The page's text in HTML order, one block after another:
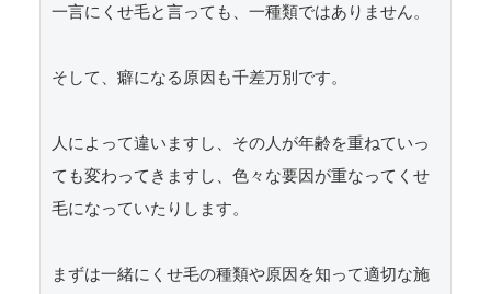
一言にくせ毛と言っても、一種類ではありません。
そして、癖になる原因も千差万別です。
人によって違いますし、その人が年齢を重ねていっ
ても変わってきますし、色々な要因が重なってくせ
毛になっていたりします。
まずは一緒にくせ毛の種類や原因を知って適切な施